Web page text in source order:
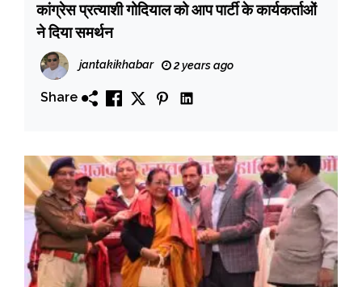
कांग्रेस प्रत्याशी गोदियाल को आप पार्टी के कार्यकर्ताओं
ने दिया समर्थन
jantakikhabar 2 years ago
Share